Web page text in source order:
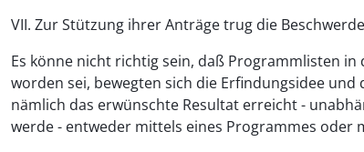
VII. Zur Stützung ihrer Anträge trug die
Es könne nicht richtig sein, daß Programmlisten
worden sei, bewegten sich die Erfindungsidee
nämlich das erwünschte Resultat erreicht -
werde - entweder mittels eines Programmes oder